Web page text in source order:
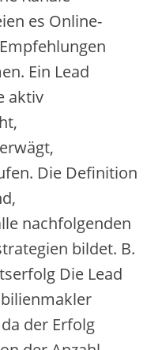
e‬s Online-
E‬in Lead
aktiv
D‬ie Definition
nachfolgenden
bildet. B.
D‬ie Lead
d‬er Erfolg